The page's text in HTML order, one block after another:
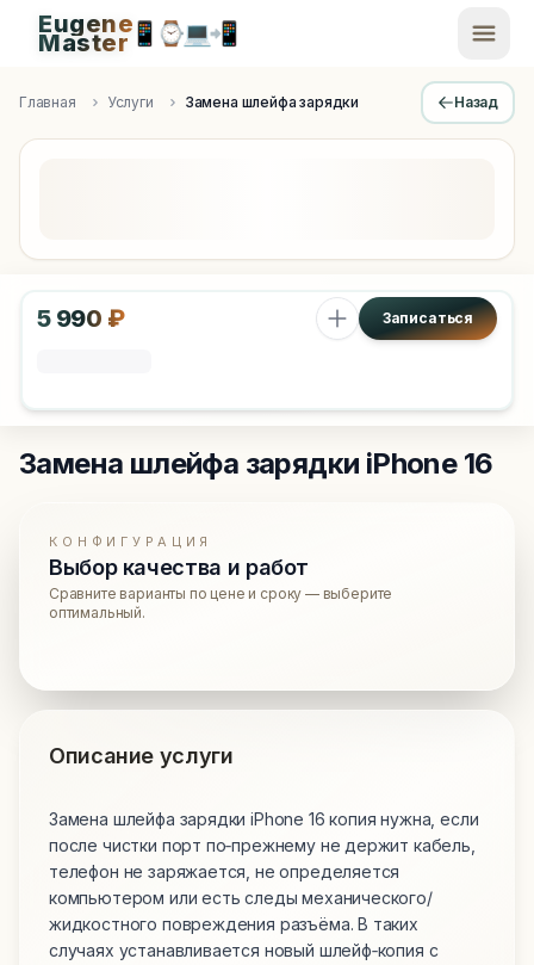
Apple Diagnostics & Engineering Authority in Saint
Eugene
Master📱 ⌚💻📲
Главная Услуги Замена шлейфа зарядки Назад
5 990 ₽ Записаться
Замена шлейфа зарядки iPhone 16
КОНФИГУРАЦИЯ
Выбор качества и работ
Сравните варианты по цене и сроку — выберите
оптимальный.
Описание услуги
Замена шлейфа зарядки iPhone 16 копия нужна, если
после чистки порт по‑прежнему не держит кабель,
телефон не заряжается, не определяется
компьютером или есть следы механического/
жидкостного повреждения разъёма. В таких
случаях устанавливается новый шлейф‑копия с